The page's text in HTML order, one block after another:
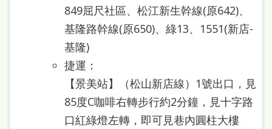
849屈尺社區、松江新生幹線(原642)、
基隆路幹線(原650)、綠13、1551(新店-
基隆)
捷運：
【景美站】（松山新店線）1號出口，見
85度C咖啡右轉步行約2分鐘，見十字路
口紅綠燈左轉，即可見巷內圓柱大樓